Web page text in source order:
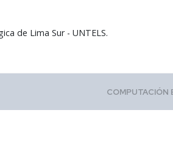
de Lima Sur - UNTELS.